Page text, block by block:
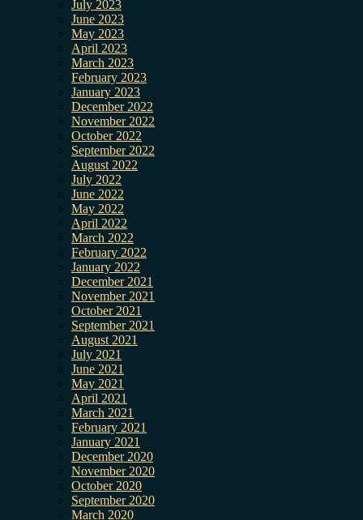
July 2023
June 2023
May 2023
April 2023
March 2023
February 2023
January 2023
December 2022
November 2022
October 2022
September 2022
August 2022
July 2022
June 2022
May 2022
April 2022
March 2022
February 2022
January 2022
December 2021
November 2021
October 2021
September 2021
August 2021
July 2021
June 2021
May 2021
April 2021
March 2021
February 2021
January 2021
December 2020
November 2020
October 2020
September 2020
March 2020